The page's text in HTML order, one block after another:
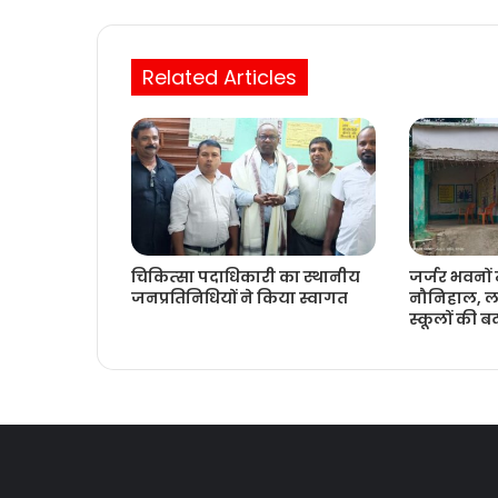
Related Articles
चिकित्‍सा पदाधिकारी का स्थानीय
जनप्रतिनिधियों ने किया स्वागत
जर्जर
नौनिहाल,
स्कूलों की